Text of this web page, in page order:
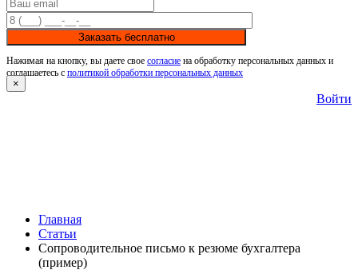
Заказать бесплатно
Нажимая на кнопку, вы даете свое согласие на обработку персональных данных и
соглашаетесь с политикой обработки персональных данных
×
Войти
Главная
Статьи
Сопроводительное письмо к резюме бухгалтера
(пример)